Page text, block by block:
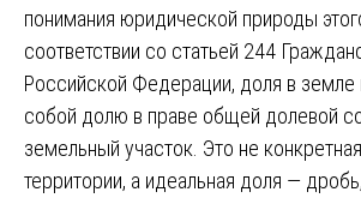
понимания юридической природы
соответствии со статьей 244
Российской Федерации, доля в земле
собой долю в праве общей долевой
земельный участок. Это не
территории, а идеальная доля —